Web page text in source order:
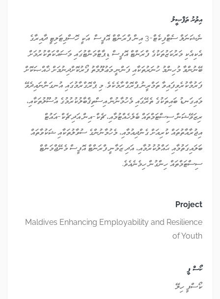
އިތުރު ތަފްޞީލު
ނެޝަނަލް ސެޓްފިކެޓް-3 އިން ފްރަންޓް އޮފީސް އަކީ ހޮސްޕިޓަލިޓީ ދާއިރާގެ
އެކިއެކި މަރުކަޒުތަކުގެ ފްރަންޓް އޮފީސް ޑިޕާޓްމަންޓުގައި މަސައްކަތްކުރުމަށް
ބޭނުންވާ މުހިންމު ހުނަރުތަކާއި ފަންނީ މަޢުލޫމާތު ފޯރުކޮށްދިނުމަށް ޚާއްޞަކޮށް
ފަރުމާކުރެވިފައިވާ ތަމްރީނު ޕްރޮގްރާމެކެވެ. މި ޕްރޮގްރާމުގައި އުނގަންނައިދެވޭ
މައިގަނޑު ބައިތަކުގެ ތެރޭގައި މެހުމާނުން އިސްތިޤްބާލުކުރުމުގެ އުސޫލުތަކާއި،
ރިޒަވޭޝަން ސިސްޓަމްތައް ބެލެހެއްޓުމާއި، ޗެކް-އިން އަދި ޗެކް-އައުޓް
އިޖުރާއާތުތައް ކުރިއަށް ގެންދިއުމާއި، މެހުމާނުންގެ ސުވާލުތަކާއި ޝަކުވާތައް
ބަލައިގަތުމާއި ޙައްލުކުރުމާއި، އަދި ޒަމާނީ ފްރަންޓް އޮފީސް މެނޭޖްމަންޓް
ސިސްޓަމްތައް ހިންގުން ހިމެނެއެވެ.
Project
Maldives Enhancing Employability and Resilience
of Youth
ކޯސް ފީ
ކޯސްފީ ހިލޭ